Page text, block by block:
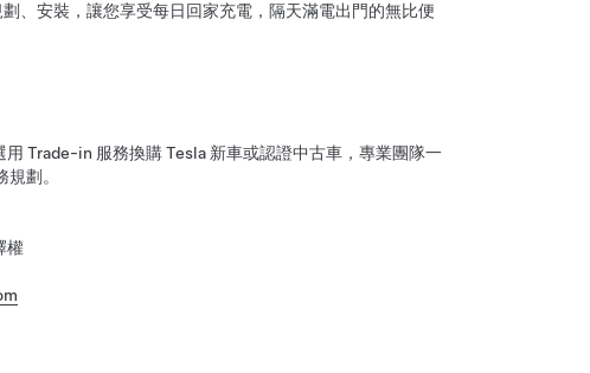
、安裝，讓您享受每日回家充電，隔天滿電出門的無比便
Trade-in 服務換購 Tesla 新車或認證中古車，專業團隊一
劃。
權